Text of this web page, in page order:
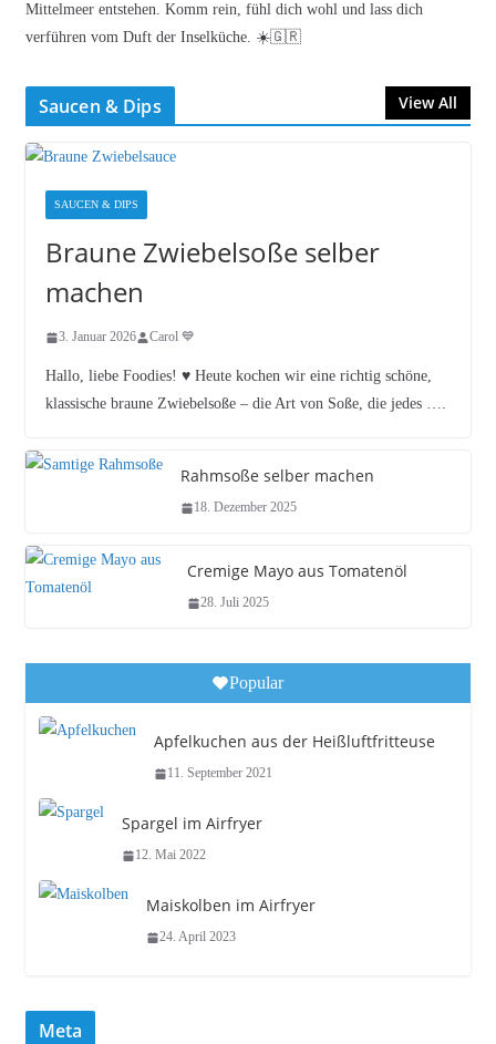
Mittelmeer entstehen. Komm rein, fühl dich wohl und lass dich
verführen vom Duft der Inselküche. ☀️🇬🇷
Saucen & Dips View All
SAUCEN & DIPS
Braune Zwiebelsoße selber
machen
3. Januar 2026 Carol 💙
Hallo, liebe Foodies! ♥︎ Heute kochen wir eine richtig schöne,
klassische braune Zwiebelsoße – die Art von Soße, die jedes ….
Rahmsoße selber machen
18. Dezember 2025
Cremige Mayo aus Tomatenöl
28. Juli 2025
Popular
Apfelkuchen aus der Heißluftfritteuse
11. September 2021
Spargel im Airfryer
12. Mai 2022
Maiskolben im Airfryer
24. April 2023
Meta